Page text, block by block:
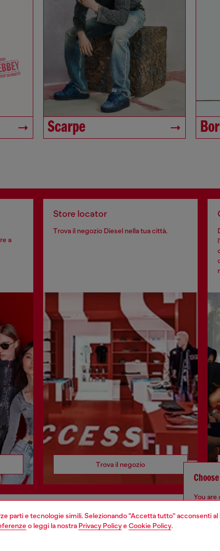
parti e tecnologie simili. Selezionando "Accetta tutto" acconsenti
o leggi la nostra Privacy PolicyeCookie Policy.
Scarpe
a
Store locator
Trova il negozio Diesel nella tua città.
Trova il negozio
WORLD OF DIESEL
You
seems